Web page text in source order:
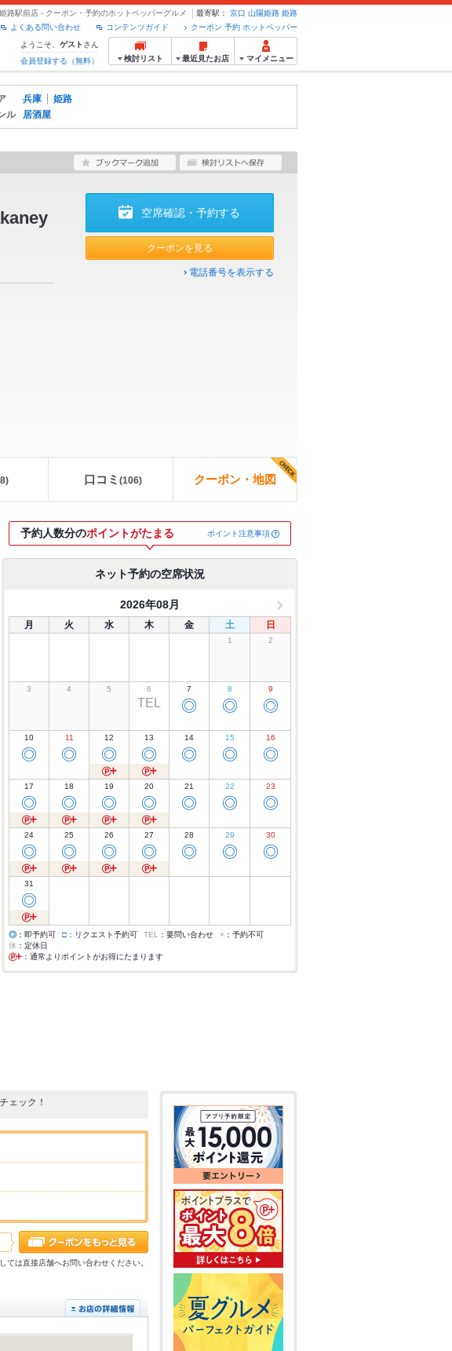
路駅前店 - クーポン・予約のホットペッパーグルメ 最寄駅： 京口 山陽姫路 姫路
クーポン 予約 ホットペッパー
コンテンツガイド
よくある問い合わせ
ようこそ、 ゲスト さん
会員登録する（無料）
検討リスト 最近見たお店 マイメニュー
兵庫
姫路
ル
居酒屋
空席確認・予約する
クーポンを見る
電話番号を表示する
口コミ (106) クーポン・地図
予約人数分のポイントがたまる ポイント注意事項
ネット予約の空席状況
2026年08月
月 火 水 木 金 土 日
1 2
3 4 5 6
TEL
7
◎
8
◎
9
◎
10
◎
11
◎
12
◎
13
◎
14
◎
15
◎
16
◎
17
◎
18
◎
19
◎
20
◎
21
◎
22
◎
23
◎
24
◎
25
◎
26
◎
27
◎
28
◎
29
◎
30
◎
31
◎
◎ ：即予約可 □ ：リクエスト予約可 TEL ：要問い合わせ × ：予約不可
休 ：定休日
：通常よりポイントがお得にたまります
ェック！
は直接店舗へお問い合わせください。